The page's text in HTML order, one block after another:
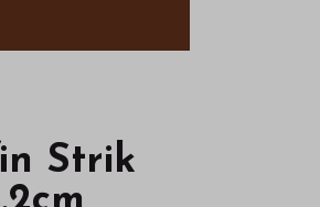
Strik